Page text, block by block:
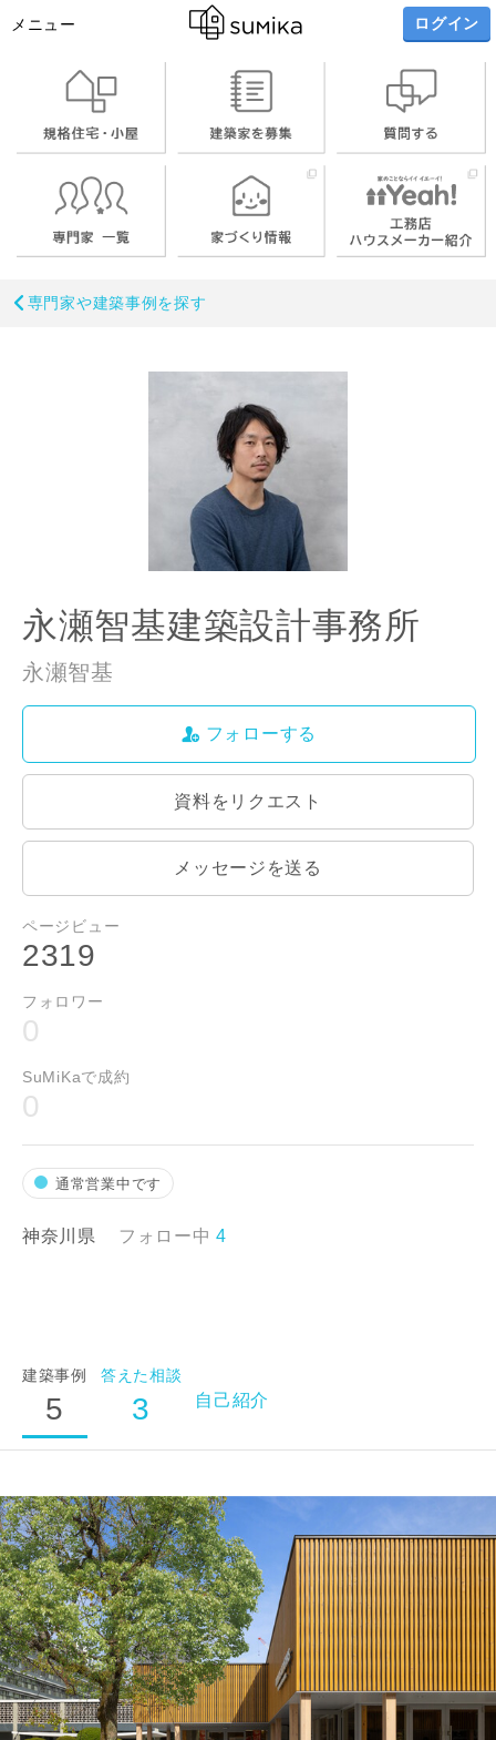
メニュー ログイン
専門家や建築事例を探す
永瀬智基建築設計事務所
永瀬智基
フォローする
資料をリクエスト
メッセージを送る
ページビュー
2319
フォロワー
0
SuMiKaで成約
0
通常営業中です
神奈川県 フォロー中 4
建築事例
5
答えた相談
3 自己紹介
メールアドレス
-
都道府県
市区町村
町名
番地、建物名